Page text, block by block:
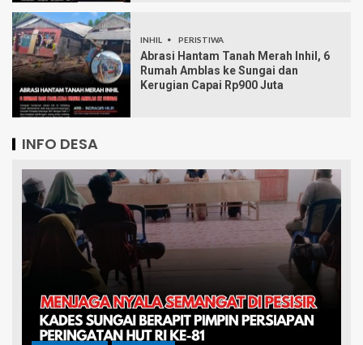
INHIL PERISTIWA
Abrasi Hantam Tanah Merah Inhil, 6
Rumah Amblas ke Sungai dan
Kerugian Capai Rp900 Juta
INFO DESA